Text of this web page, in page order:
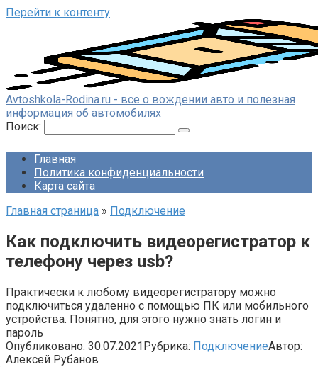
Перейти к контенту
Avtoshkola-Rodina.ru - все о вождении авто и полезная
информация об автомобилях
Поиск:
Главная
Политика конфиденциальности
Карта сайта
Главная страница » Подключение
Как подключить видеорегистратор к
телефону через usb?
Практически к любому видеорегистратору можно
подключиться удаленно с помощью ПК или мобильного
устройства. Понятно, для этого нужно знать логин и
пароль
Опубликовано: 30.07.2021Рубрика: ПодключениеАвтор:
Алексей Рубанов